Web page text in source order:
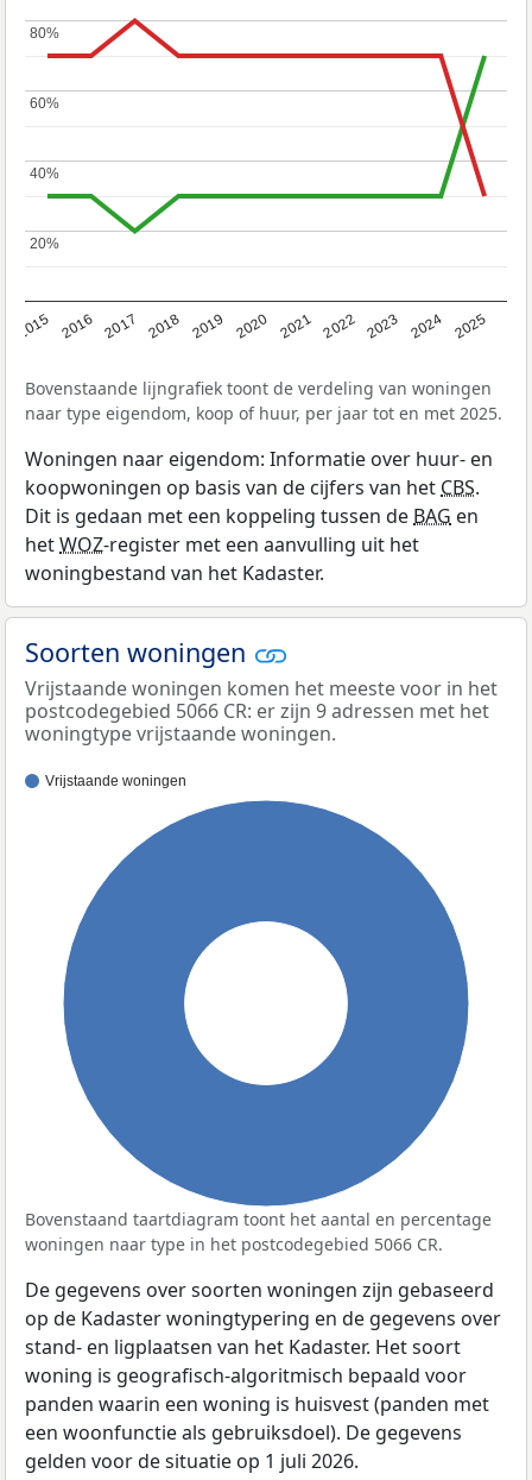
2015 2016 2017 2018 2019 2020 2021 2022 2023 2024 2025
20%
20%
40%
40%
60%
60%
80%
80%
Bovenstaande lijngrafiek toont de verdeling van woningen
naar type eigendom, koop of huur, per jaar tot en met 2025.
Woningen naar eigendom: Informatie over huur- en
koopwoningen op basis van de cijfers van het CBS.
Dit is gedaan met een koppeling tussen de BAG en
hetWOZ-register met een aanvulling uit het
woningbestand van het Kadaster.
Soorten woningen
Vrijstaande woningen komen het meeste voor in het
postcodegebied 5066 CR: er zijn 9 adressen met het
woningtype vrijstaande woningen.
Vrijstaande woningen
Bovenstaand taartdiagram toont het aantal en percentage
woningen naar type in het postcodegebied 5066 CR.
De gegevens over soorten woningen zijn gebaseerd
op de Kadaster woningtypering en de gegevens over
stand- en ligplaatsen van het Kadaster. Het soort
woning is geografisch-algoritmisch bepaald voor
panden waarin een woning is huisvest (panden met
een woonfunctie als gebruiksdoel). De gegevens
gelden voor de situatie op 1 juli 2026.